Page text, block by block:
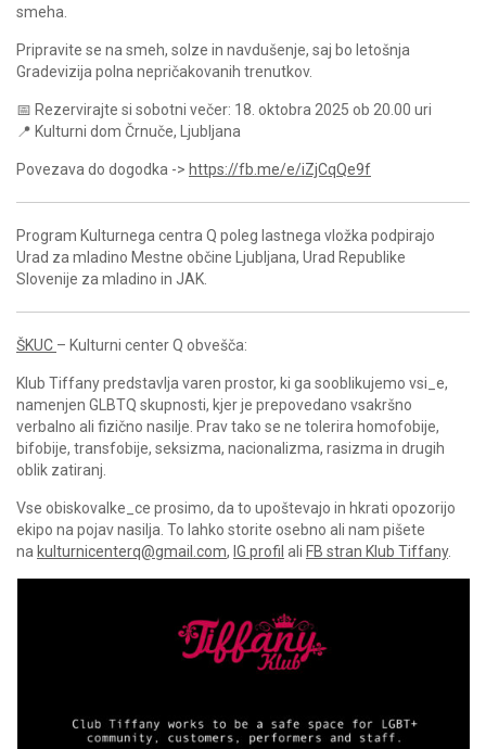
smeha.
Pripravite se na smeh, solze in navdušenje, saj bo letošnja
Gradevizija polna nepričakovanih trenutkov.
📅 Rezervirajte si sobotni večer: 18. oktobra 2025 ob 20.00 uri
📍 Kulturni dom Črnuče, Ljubljana
Povezava do dogodka -> https://fb.me/e/iZjCqQe9f
Program Kulturnega centra Q poleg lastnega vložka podpirajo
Urad za mladino Mestne občine Ljubljana, Urad Republike
Slovenije za mladino in JAK.
ŠKUC – Kulturni center Q obvešča:
Klub Tiffany predstavlja varen prostor, ki ga sooblikujemo vsi_e,
namenjen GLBTQ skupnosti, kjer je prepovedano vsakršno
verbalno ali fizično nasilje. Prav tako se ne tolerira homofobije,
bifobije, transfobije, seksizma, nacionalizma, rasizma in drugih
oblik zatiranj.
Vse obiskovalke_ce prosimo, da to upoštevajo in hkrati opozorijo
ekipo na pojav nasilja. To lahko storite osebno ali nam pišete
na kulturnicenterq@gmail.com, IG profil ali FB stran Klub Tiffany.